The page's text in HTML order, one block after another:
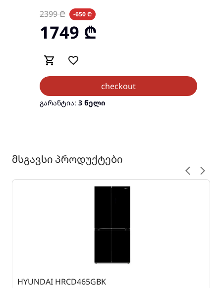
2399₾ -650 ₾
1749 ₾
checkout
გარანტია: 3 წელი
მსგავსი პროდუქტები
HYUNDAI HRCD465GBK